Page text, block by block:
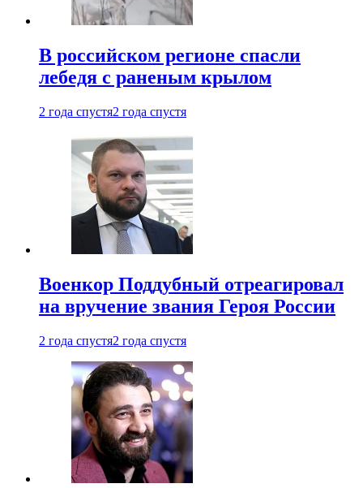
В российском регионе спасли
лебедя с раненым крылом
2 года спустя2 года спустя
Военкор Поддубный отреагировал
на вручение звания Героя России
2 года спустя2 года спустя